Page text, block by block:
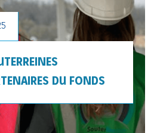
DU FONDS